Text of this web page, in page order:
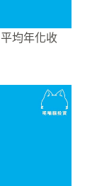
均年化收